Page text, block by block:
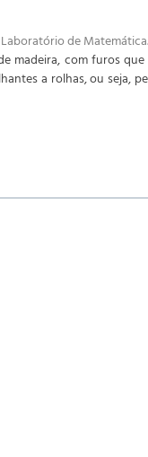
de Matemática.
madeira, com furos
a rolhas, ou seja,